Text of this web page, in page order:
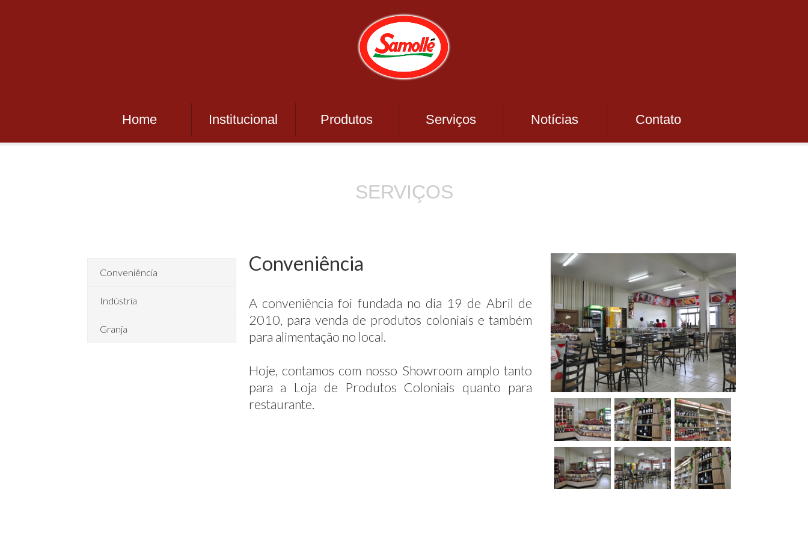
Home Institucional Produtos Serviços Notícias Contato
SERVIÇOS
Conveniência
Indústria
Granja
Conveniência
A conveniência foi fundada no dia 19 de Abril de
2010, para venda de produtos coloniais e também
para alimentação no local.
Hoje, contamos com nosso Showroom amplo tanto
para a Loja de Produtos Coloniais quanto para
restaurante.